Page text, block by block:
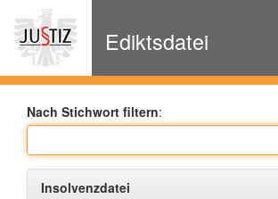
Navigation
Ediktsdatei
Nach Stichwort filtern:
Insolvenzdatei